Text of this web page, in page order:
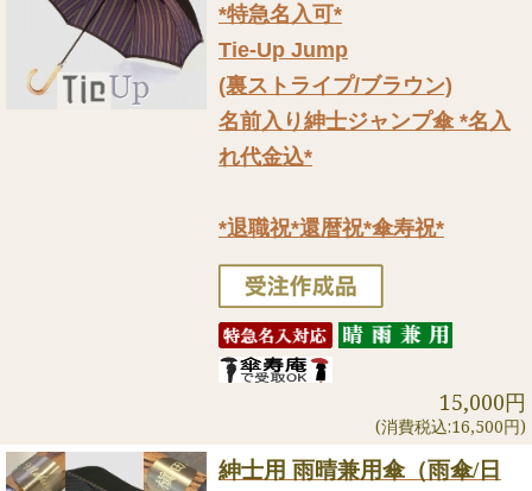
*特急名入可*
Tie-Up Jump
(裏ストライプ/ブラウン)
名前入り紳士ジャンプ傘 *名入
れ代金込*
*退職祝*還暦祝*傘寿祝*
15,000円
(消費税込:16,500円)
紳士用 雨晴兼用傘（雨傘/日